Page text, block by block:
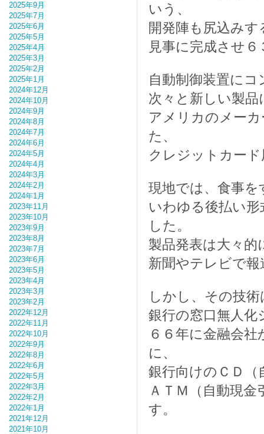
いう、
開発陣も尻込み
見事に完成させ
自動制御装置に
次々と新しい製
アメリカのメー
た、
クレジットカー
現地では、食事
いわゆる後払い
した。
製品発表は大々
新聞やテレビで
しかし、その技
銀行の窓口無人
６６年に金融会
に、
銀行向けのＣＤ（
ＡＴＭ（自動現
す。
2025年9月
2025年7月
2025年6月
2025年5月
2025年4月
2025年3月
2025年2月
2025年1月
2024年12月
2024年10月
2024年9月
2024年8月
2024年7月
2024年6月
2024年5月
2024年4月
2024年3月
2024年2月
2024年1月
2023年11月
2023年10月
2023年9月
2023年8月
2023年7月
2023年6月
2023年5月
2023年4月
2023年3月
2023年2月
2022年12月
2022年11月
2022年10月
2022年9月
2022年8月
2022年6月
2022年5月
2022年3月
2022年2月
2022年1月
2021年12月
2021年10月